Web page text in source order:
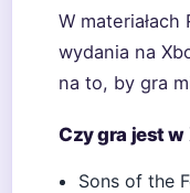
W
wydania na
na to, by gra
Czy gra jest w
Sons of the